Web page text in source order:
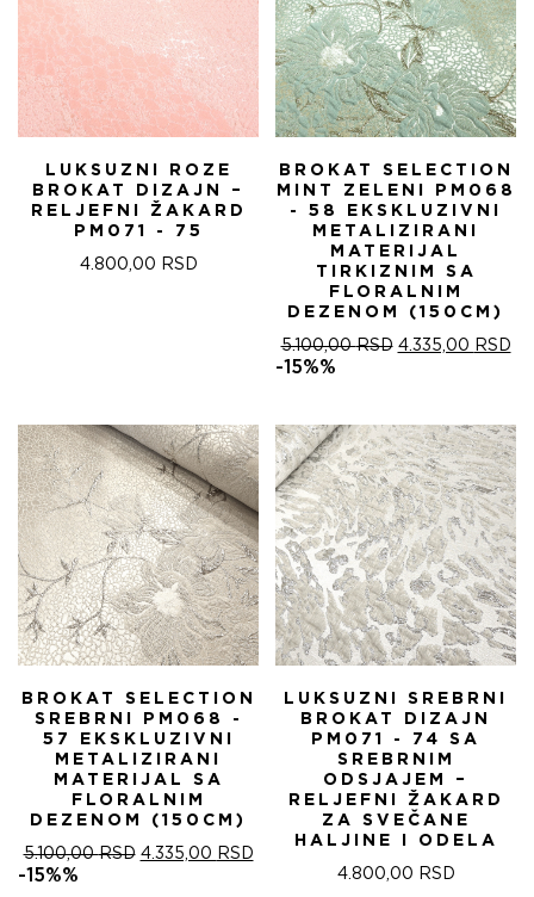
LUKSUZNI ROZE
BROKAT DIZAJN –
RELJEFNI ŽAKARD
PM071 - 75
4.800,00 RSD
BROKAT SELECTION
MINT ZELENI PM068
- 58 EKSKLUZIVNI
METALIZIRANI
MATERIJAL
TIRKIZNIM SA
FLORALNIM
DEZENOM (150CM)
5.100,00RSD ОРИГИНАЛНА
5.100,00 RSD.
4.335,00 RSD
-15%%
BROKAT SELECTION
SREBRNI PM068 -
57 EKSKLUZIVNI
METALIZIRANI
MATERIJAL SA
FLORALNIM
DEZENOM (150CM)
5.100,00RSD ОРИГИНАЛНА
4.335,00 RSDТРЕНУТНА
-15%%
LUKSUZNI SREBRNI
BROKAT DIZAJN
PM071 - 74 SA
SREBRNIM
ODSJAJEM –
RELJEFNI ŽAKARD
ZA SVEČANE
HALJINE I ODELA
4.800,00 RSD